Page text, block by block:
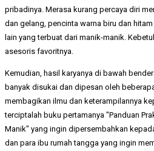
pribadinya. Merasa kurang percaya diri
dan gelang, pencinta warna biru dan
lain yang terbuat dari manik-manik.
asesoris favoritnya.
Kemudian, hasil karyanya di bawah
banyak disukai dan dipesan oleh
membagikan ilmu dan keterampilannya
terciptalah buku pertamanya "Panduan
Manik" yang ingin dipersembahkan
dan para ibu rumah tangga yang ingin